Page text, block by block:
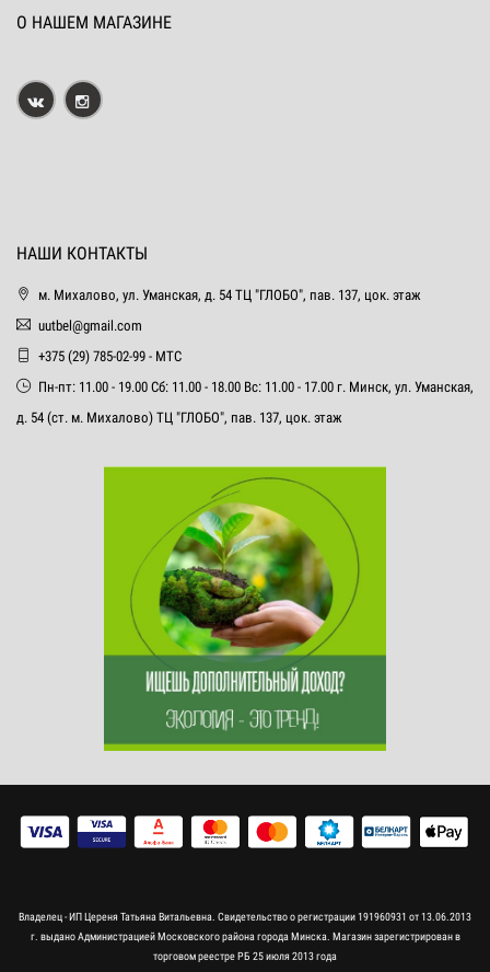
О НАШЕМ МАГАЗИНЕ
НАШИ КОНТАКТЫ
м. Михалово, ул. Уманская, д. 54 ТЦ "ГЛОБО", пав. 137, цок. этаж
uutbel@gmail.com
+375 (29) 785-02-99 - МТС
Пн-пт: 11.00 - 19.00 Сб: 11.00 - 18.00 Вс: 11.00 - 17.00 г. Минск, ул. Уманская,
д. 54 (ст. м. Михалово) ТЦ "ГЛОБО", пав. 137, цок. этаж
Владелец - ИП Цереня Татьяна Витальевна. Свидетельство о регистрации 191960931 от 13.06.2013
г. выдано Администрацией Московского района города Минска. Магазин зарегистрирован в
торговом реестре РБ 25 июля 2013 года